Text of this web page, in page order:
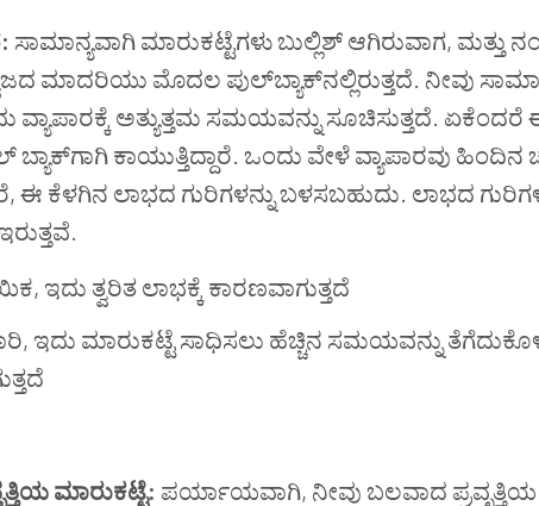
: ಸಾಮಾನ್ಯವಾಗಿ ಮಾರುಕಟ್ಟೆಗಳು ಬುಲ್ಲಿಶ್ ಆಗಿರುವಾಗ, ಮತ್ತು
ಮಾದರಿಯು ಮೊದಲ ಪುಲ್‌ಬ್ಯಾಕ್‌ನಲ್ಲಿರುತ್ತದೆ. ನೀವು
ವ್ಯಾಪಾರಕ್ಕೆ ಅತ್ಯುತ್ತಮ ಸಮಯವನ್ನು ಸೂಚಿಸುತ್ತದೆ.
ಬ್ಯಾಕ್‌ಗಾಗಿ ಕಾಯುತ್ತಿದ್ದಾರೆ. ಒಂದು ವೇಳೆ ವ್ಯಾಪಾರವು
ಈ ಕೆಳಗಿನ ಲಾಭದ ಗುರಿಗಳನ್ನು ಬಳಸಬಹುದು. ಲಾಭದ
ಇದು ತ್ವರಿತ ಲಾಭಕ್ಕೆ ಕಾರಣವಾಗುತ್ತದೆ
ಇದು ಮಾರುಕಟ್ಟೆ ಸಾಧಿಸಲು ಹೆಚ್ಚಿನ ಸಮಯವನ್ನು
ಮಾರುಕಟ್ಟೆ: ಪರ್ಯಾಯವಾಗಿ, ನೀವು ಬಲವಾದ